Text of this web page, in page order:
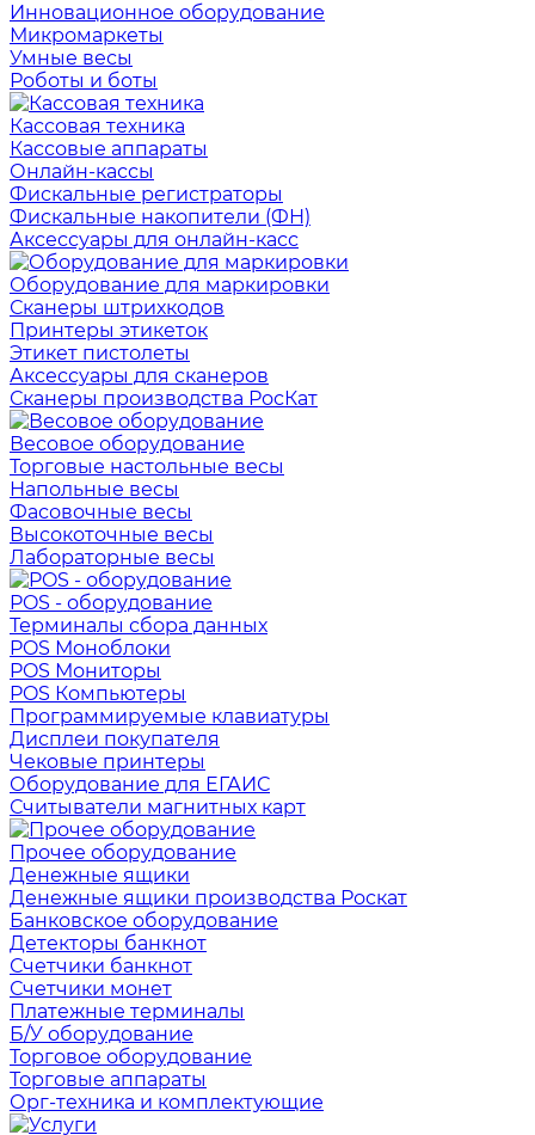
Инновационное оборудование
Микромаркеты
Умные весы
Роботы и боты
Кассовая техника
Кассовые аппараты
Онлайн-кассы
Фискальные регистраторы
Фискальные накопители (ФН)
Аксессуары для онлайн-касс
Оборудование для маркировки
Сканеры штрихкодов
Принтеры этикеток
Этикет пистолеты
Аксессуары для сканеров
Сканеры производства РосКат
Весовое оборудование
Торговые настольные весы
Напольные весы
Фасовочные весы
Высокоточные весы
Лабораторные весы
POS - оборудование
Терминалы сбора данных
POS Моноблоки
POS Мониторы
POS Компьютеры
Программируемые клавиатуры
Дисплеи покупателя
Чековые принтеры
Оборудование для ЕГАИС
Считыватели магнитных карт
Прочее оборудование
Денежные ящики
Денежные ящики производства Роскат
Банковское оборудование
Детекторы банкнот
Счетчики банкнот
Счетчики монет
Платежные терминалы
Б/У оборудование
Торговое оборудование
Торговые аппараты
Орг-техника и комплектующие